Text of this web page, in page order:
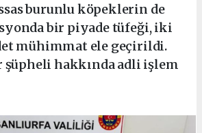
burunlu köpeklerin de
bir piyade tüfeği, iki
mühimmat ele geçirildi.
hakkında adli işlem